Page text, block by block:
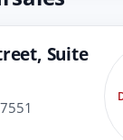
Suite